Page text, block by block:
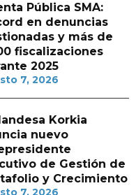
Pública SMA:
en denuncias
y más de
fiscalizaciones
2025
7, 2026
Korkia
nuevo
de Gestión de
y Crecimiento
7, 2026